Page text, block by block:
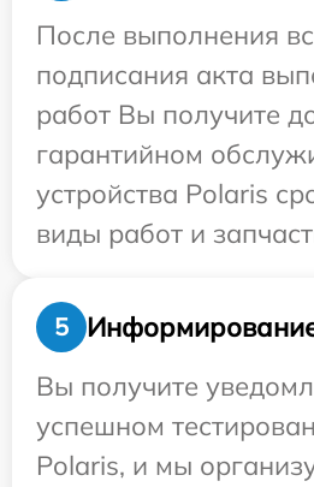
После выполнения
подписания акта
работ Вы получите
гарантийном
устройства Polaris
виды работ и
5
Вы получите
успешном
Polaris, и мы